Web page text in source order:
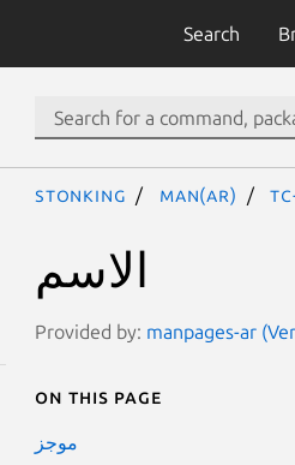
Search
stonking man(ar)
الاسم
Provided by: manpages-ar
On this page
موجز